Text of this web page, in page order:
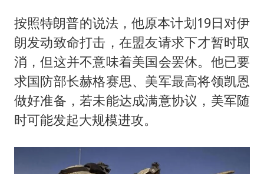
按照特朗普的说法，他原本计划19日对伊
朗发动致命打击，在盟友请求下才暂时取
消，但这并不意味着美国会罢休。他已要
求国防部长赫格赛思、美军最高将领凯恩
做好准备，若未能达成满意协议，美军随
时可能发起大规模进攻。